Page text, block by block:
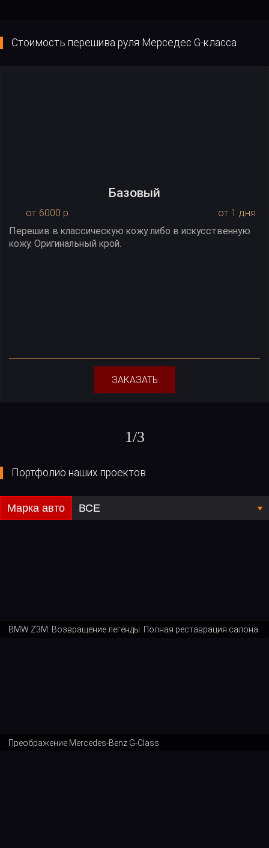
Стоимость перешива руля Мерседес G-класса
Базовый
от 6000 р от 1 дня
Перешив в классическую кожу либо в искусственную
кожу. Оригинальный крой.
ЗАКАЗАТЬ
1/3
Портфолио наших проектов
Марка авто
BMW Z3M: Возвращение легенды. Полная реставрация салона.
Преображение Mercedes-Benz G-Class